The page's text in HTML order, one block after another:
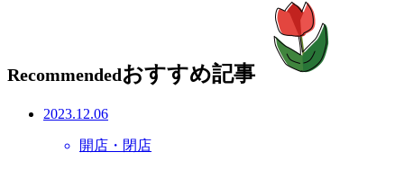
Recommendedおすすめ記事
2023.12.06
開店・閉店